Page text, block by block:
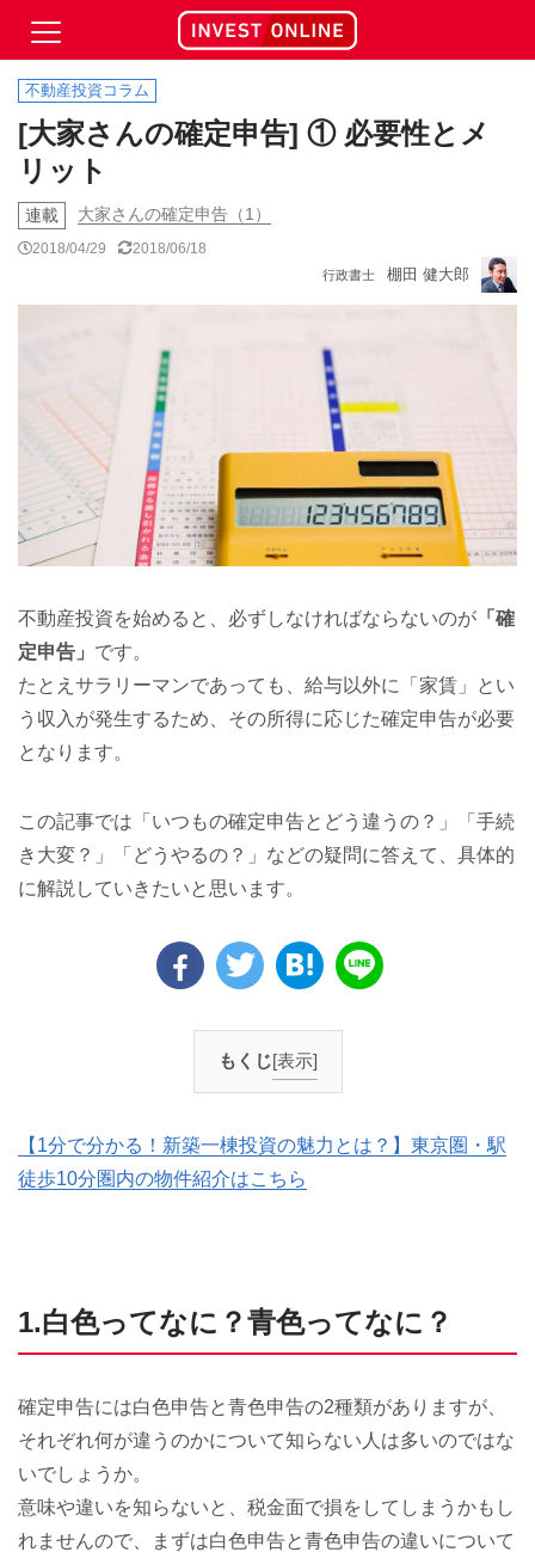
不動産投資コラム
[大家さんの確定申告] ① 必要性とメ
リット
連載 大家さんの確定申告（1）
2018/04/29 2018/06/18
行政書士 棚田 健大郎
不動産投資を始めると、必ずしなければならないのが 「確
定申告」 です。
たとえサラリーマンであっても、給与以外に「家賃」とい
う収入が発生するため、その所得に応じた確定申告が必要
となります。
この記事では「いつもの確定申告とどう違うの？」「手続
き大変？」「どうやるの？」などの疑問に答えて、具体的
に解説していきたいと思います。
もくじ[表示]
【1分で分かる！新築一棟投資の魅力とは？】東京圏・駅
徒歩10分圏内の物件紹介はこちら
1.白色ってなに？青色ってなに？
確定申告には白色申告と青色申告の2種類がありますが、
それぞれ何が違うのかについて知らない人は多いのではな
いでしょうか。
意味や違いを知らないと、税金面で損をしてしまうかもし
れませんので、まずは白色申告と青色申告の違いについて